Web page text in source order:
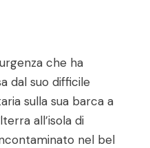
che ha
dal suo difficile
sulla sua barca a
all’isola di
nel bel